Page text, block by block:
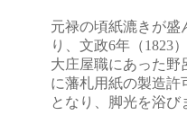
元禄の頃紙漉きが盛
り、文政6年（1823
大庄屋職にあった野
に藩札用紙の製造許
となり、脚光を浴び